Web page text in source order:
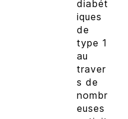
diabét
iques
de
type 1
au
traver
s de
nombr
euses